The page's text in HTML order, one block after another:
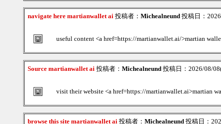
navigate here martianwallet ai 投稿者： Michealneund 投稿日：
useful content <a href=https://martianwallet.ai/>martian
Source martianwallet ai 投稿者： Michealneund 投稿日：2026/08/
visit their website <a href=https://martianwallet.ai>martian
browse this site martianwallet ai 投稿者： Michealneund 投稿日：